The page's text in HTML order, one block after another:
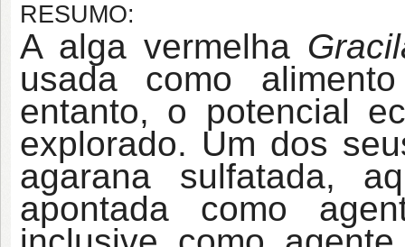
RESUMO:
A alga vermelha
usada como
entanto, o potencial
explorado. Um dos
agarana sulfatada,
apontada como